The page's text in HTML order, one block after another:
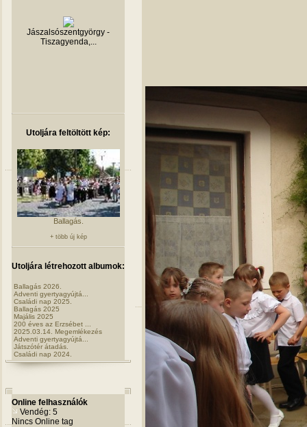
Jászalsószentgyörgy -
Tiszagyenda,...
Utoljára feltöltött kép:
Ballagás.
+ több új kép
Utoljára létrehozott albumok:
Ballagás 2026.
Adventi gyertyagyújtá...
Családi nap 2025.
Ballagás 2025
Majális 2025
200 éves az Erzsébet ...
2025.03.14. Megemlékezés
Adventi gyertyagyújtá...
Játszótér átadás.
Családi nap 2024.
Online felhasználók
Vendég: 5
Nincs Online tag